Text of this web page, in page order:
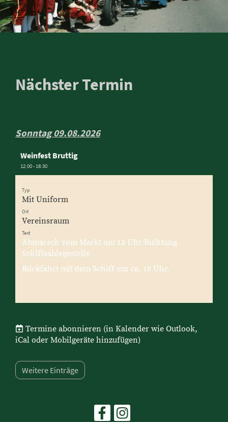
Nächster Termin
Sonntag 09.08.2026
Weinfest Bruttig
12:00 - 18:30
Typ
Mit Uniform
Ort
Vereinsraum
Text
Abmarsch vom Markt um 13 Uhr Richtung
Schiffsablegestelle
Rückfahrt mit dem Schiff um ca. 18 Uhr.
Termine abonnieren (in Kalender wie Outlook,
iCal oder Mobilgeräte hinzufügen)
Weitere Einträge